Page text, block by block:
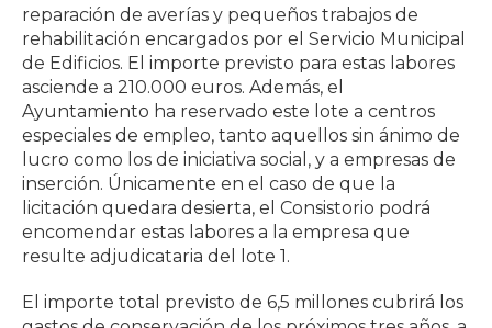
reparación de averías y pequeños trabajos de
rehabilitación encargados por el Servicio Municipal
de Edificios. El importe previsto para estas labores
asciende a 210.000 euros. Además, el
Ayuntamiento ha reservado este lote a centros
especiales de empleo, tanto aquellos sin ánimo de
lucro como los de iniciativa social, y a empresas de
inserción. Únicamente en el caso de que la
licitación quedara desierta, el Consistorio podrá
encomendar estas labores a la empresa que
resulte adjudicataria del lote 1.
El importe total previsto de 6,5 millones cubrirá los